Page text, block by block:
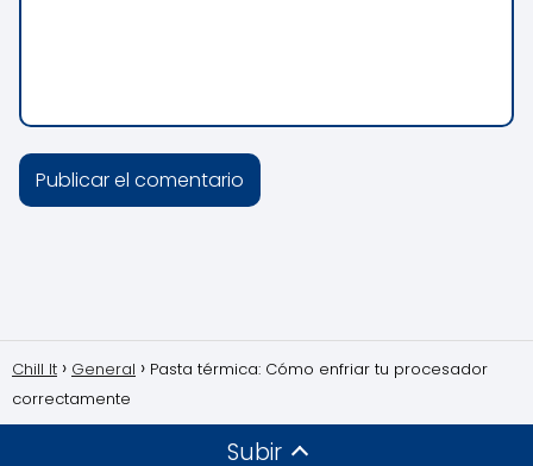
Chill It General
Pasta térmica: Cómo enfriar tu procesador
correctamente
Subir